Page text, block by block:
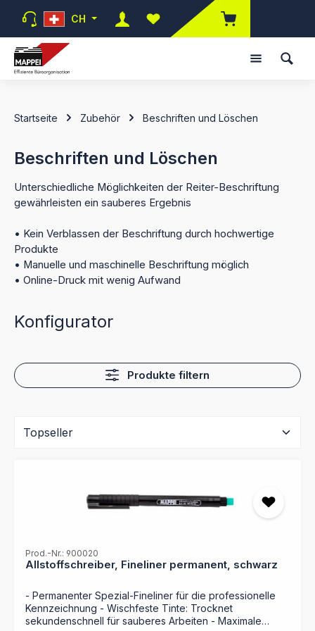
Zum Hauptinhalt springen
CH
Du hast 0 Produkte auf dem
Startseite Zubehör Beschriften und Löschen
Beschriften und Löschen
Unterschiedliche Möglichkeiten der Reiter-Beschriftung
gewährleisten ein sauberes Ergebnis
• Kein Verblassen der Beschriftung durch hochwertige
Produkte
• Manuelle und maschinelle Beschriftung möglich
• Online-Druck mit wenig Aufwand
Konfigurator
Produkte filtern
Prod.-Nr.: 900020
Allstoffschreiber, Fineliner permanent, schwarz
- Permanenter Spezial-Fineliner für die professionelle
Kennzeichnung - Wischfeste Tinte: Trocknet
sekundenschnell für sauberes Arbeiten - Maximale